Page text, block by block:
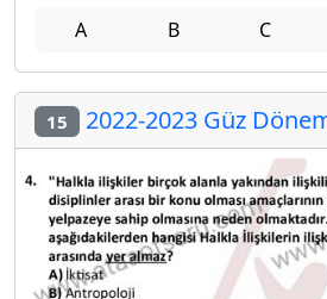
A B C
15 2022-2023 Güz